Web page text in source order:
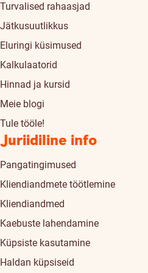
Turvalised rahaasjad
Jätkusuutlikkus
Eluringi küsimused
Kalkulaatorid
Hinnad ja kursid
Meie blogi
Tule tööle!
Juriidiline info
Pangatingimused
Kliendiandmete töötlemine
Kliendiandmed
Kaebuste lahendamine
Küpsiste kasutamine
Haldan küpsiseid